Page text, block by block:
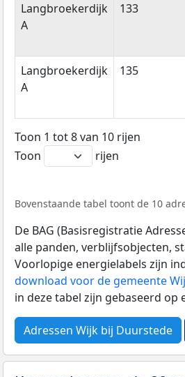
Langbroekerdijk
A
133
Langbroekerdijk
A
135
Toon 1 tot 8 van 10 rijen
Toon
rijen
Bovenstaande tabel toont de 10
De BAG (Basisregistratie
alle panden, verblijfsobjecten,
Voorlopige energielabels zijn
download voor de gemeente
in deze tabel zijn gebaseerd
Adressen Wijk bij Duurstede